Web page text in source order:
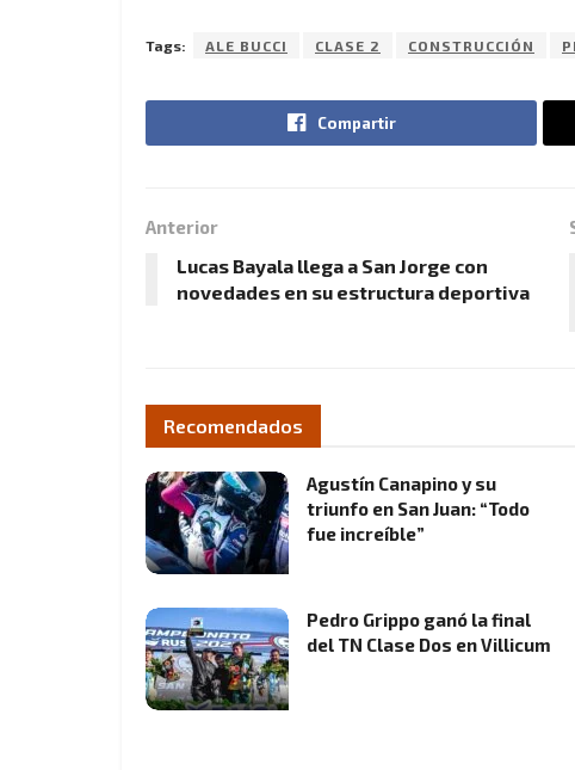
Tags: ALE BUCCI CLASE 2 CONSTRUCCIÓN
Compartir
Anterior
Lucas Bayala llega a San Jorge con
novedades en su estructura deportiva
Recomendados
Agustín Canapino y su
triunfo en San Juan: “Todo
fue increíble”
Pedro Grippo ganó la final
del TN Clase Dos en Villicum